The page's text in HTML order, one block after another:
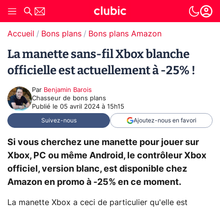
Accueil Bons plans Bons plans Amazon
La manette sans-fil Xbox blanche
officielle est actuellement à -25% !
Par Benjamin Barois
Chasseur de bons plans
Publié le 05 avril 2024 à 15h15
Suivez-nous Ajoutez-nous en favori
Si vous cherchez une manette pour jouer sur
Xbox, PC ou même Android, le contrôleur Xbox
officiel, version blanc, est disponible chez
Amazon en promo à -25% en ce moment.
La manette Xbox a ceci de particulier qu'elle est